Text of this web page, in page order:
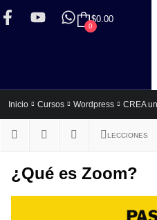
$0.00
0
Inicio Cursos Wordpress
LECCIONES
¿Qué es Zoom?